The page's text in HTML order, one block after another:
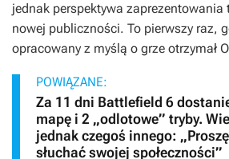
jednak perspektywa
nowej publiczności. To pierwszy raz,
opracowany z myślą o grze otrzymał
POWIĄZANE:
Za 11 dni Battlefield 6
mapę i 2 „odlotowe” tryby.
jednak czegoś innego:
słuchać swojej społeczności”